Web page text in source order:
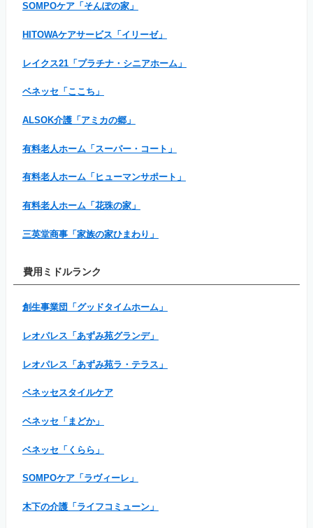
SOMPOケア「そんぽの家」
HITOWAケアサービス「イリーゼ」
レイクス21「プラチナ・シニアホーム」
ベネッセ「ここち」
ALSOK介護「アミカの郷」
有料老人ホーム「スーパー・コート」
有料老人ホーム「ヒューマンサポート」
有料老人ホーム「花珠の家」
三英堂商事「家族の家ひまわり」
費用ミドルランク
創生事業団「グッドタイムホーム」
レオパレス「あずみ苑グランデ」
レオパレス「あずみ苑ラ・テラス」
ベネッセスタイルケア
ベネッセ「まどか」
ベネッセ「くらら」
SOMPOケア「ラヴィーレ」
木下の介護「ライフコミューン」